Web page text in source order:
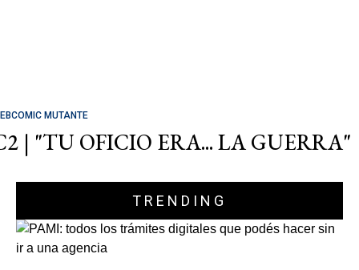
MUTANTE
| "TU OFICIO ERA... LA GUERRA"
TRENDING